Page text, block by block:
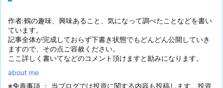
作者:鶴の趣味、興味あること、気になって調べたことなどを書い
ています。
記事全体が完成しておらず下書き状態でもどんどん公開していき
ますので、その点ご容赦ください。
ここ詳しく書いてなどのコメント頂けますと励みになります。
about me
※免責事項 ： 当ブログでは投資に関する内容も投稿します。投資